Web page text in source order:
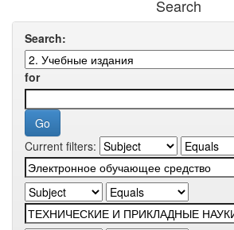
Search
Search:
for
Current filters: